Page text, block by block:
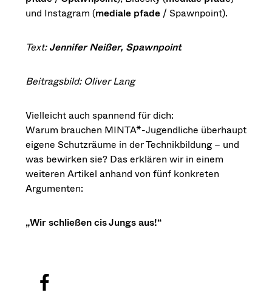
und Instagram (mediale pfade/ Spawnpoint).
Text:Jennifer Neißer, Spawnpoint
Beitragsbild: Oliver Lang
Vielleicht auch spannend für dich:
Warum brauchen MINTA*-Jugendliche überhaupt
eigene Schutzräume in der Technikbildung – und
was bewirken sie? Das erklären wir in einem
weiteren Artikel anhand von fünf konkreten
Argumenten:
„Wir schließen cis Jungs aus!“